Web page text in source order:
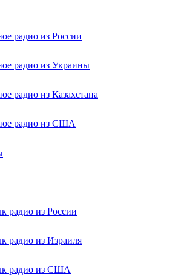
радио из России
радио из Украины
радио из Казахстана
радио из США
радио из России
радио из Израиля
радио из США